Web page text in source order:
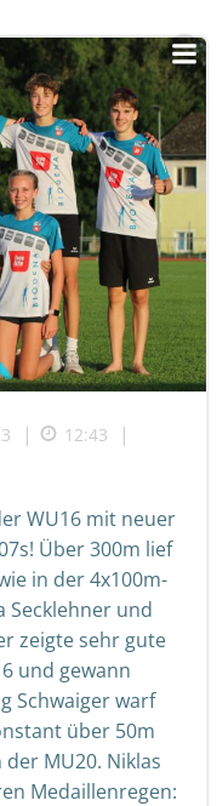
| 12:43 |
WU16 mit neuer
Über 300m lief
in der 4x100m-
Secklehner und
zeigte sehr gute
und gewann
Schwaiger warf
über 50m
MU20. Niklas
Medaillenregen: